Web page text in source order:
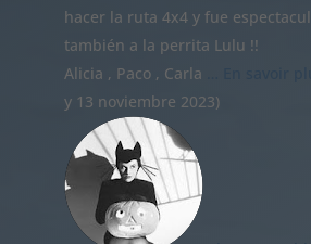
hacer la ruta 4x4 y fue
también a la perrita Lulu !!
Alicia , Paco , Carla
y 13 noviembre 2023)